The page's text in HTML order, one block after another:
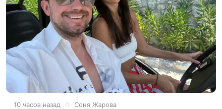
10 часов назад Соня Жарова